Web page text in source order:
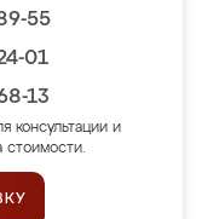
55
01
13
консультации и
стоимости.